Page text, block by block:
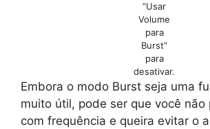
“Usar
Volume
para
Burst”
para
desativar.
Embora o modo Burst seja uma
muito útil, pode ser que você não
com frequência e queira evitar o